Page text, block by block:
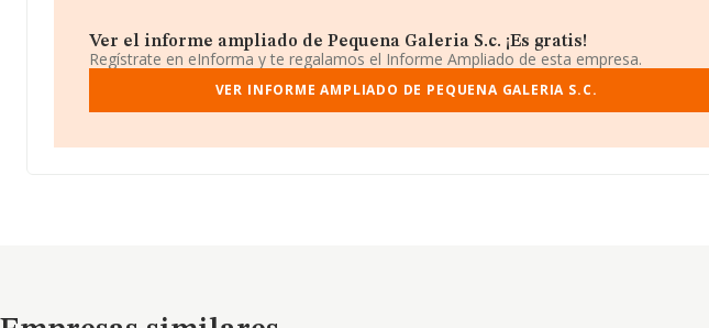
Ver el informe ampliado de Pequena Galeria S.c. ¡Es gratis!
Regístrate en eInforma y te regalamos el Informe Ampliado de esta empresa.
VER INFORME AMPLIADO DE PEQUENA GALERIA S.C.
Empresas similares